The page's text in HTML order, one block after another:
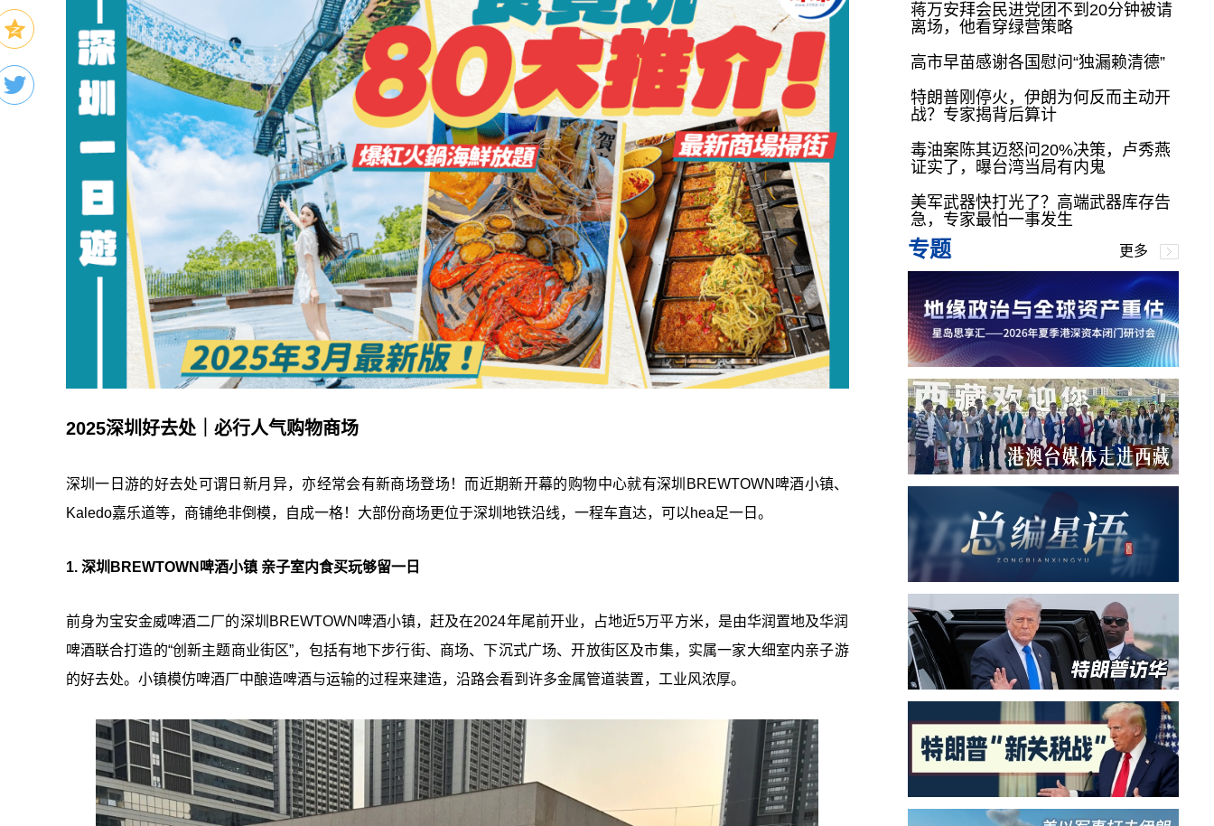
2025深圳好去处｜必行人气购物商场
深圳一日游的好去处可谓日新月异，亦经常会有新商场登场！而近期新开幕的购物中心就有深圳BREWTOWN啤酒小镇、
Kaledo嘉乐道等，商铺绝非倒模，自成一格！大部份商场更位于深圳地铁沿线，一程车直达，可以hea足一日。
1. 深圳BREWTOWN啤酒小镇 亲子室内食买玩够留一日
前身为宝安金威啤酒二厂的深圳BREWTOWN啤酒小镇，赶及在2024年尾前开业，占地近5万平方米，是由华润置地及华润
啤酒联合打造的“创新主题商业街区”，包括有地下步行街、商场、下沉式广场、开放街区及市集，实属一家大细室内亲子游
的好去处。小镇模仿啤酒厂中酿造啤酒与运输的过程来建造，沿路会看到许多金属管道装置，工业风浓厚。
蒋万安拜会民进党团不到20分钟被请
离场，他看穿绿营策略
高市早苗感谢各国慰问“独漏赖清德”
特朗普刚停火，伊朗为何反而主动开
战？专家揭背后算计
毒油案陈其迈怒问20%决策，卢秀燕
证实了，曝台湾当局有内鬼
美军武器快打光了？高端武器库存告
急，专家最怕一事发生
专题 更多